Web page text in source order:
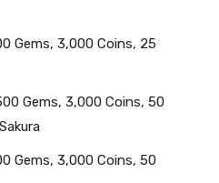
Gems, 3,000 Coins, 25
Gems, 3,000 Coins, 50
Gems, 3,000 Coins, 50